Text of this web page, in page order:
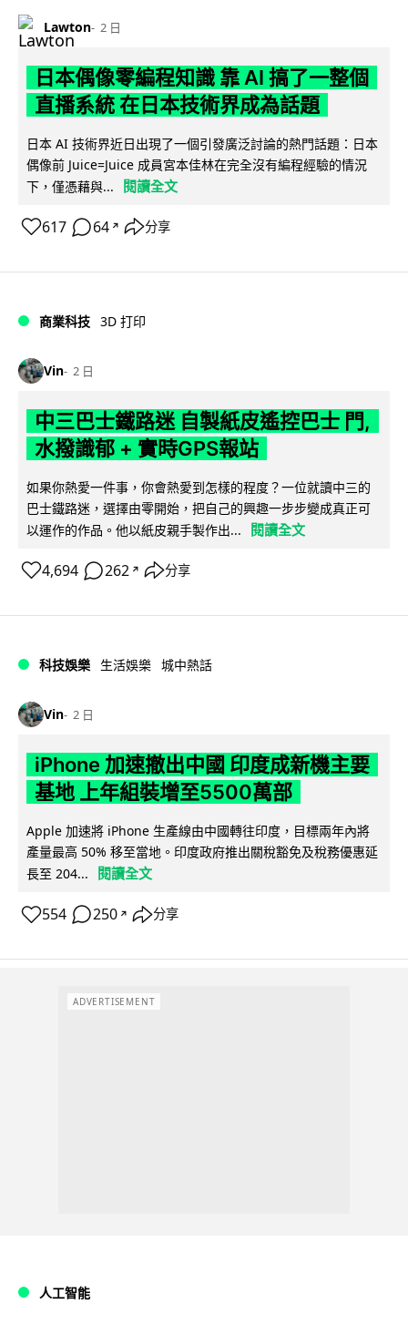
Lawton 2 日
日本偶像零編程知識 靠 AI 搞了一整個
直播系統 在日本技術界成為話題
日本 AI 技術界近日出現了一個引發廣泛討論的熱門話題：日本
偶像前 Juice=Juice 成員宮本佳林在完全沒有編程經驗的情況
下，僅憑藉與...
閱讀全文
617 64 ↗ 分享
商業科技 3D 打印
Vin 2 日
中三巴士鐵路迷 自製紙皮遙控巴士 門,
水撥識郁 + 實時GPS報站
如果你熱愛一件事，你會熱愛到怎樣的程度？一位就讀中三的
巴士鐵路迷，選擇由零開始，把自己的興趣一步步變成真正可
以運作的作品。他以紙皮親手製作出...
閱讀全文
4,694 262 ↗ 分享
科技娛樂 生活娛樂 城中熱話
Vin 2 日
iPhone 加速撤出中國 印度成新機主要
基地 上年組裝增至5500萬部
Apple 加速將 iPhone 生產線由中國轉往印度，目標兩年內將
產量最高 50% 移至當地。印度政府推出關稅豁免及稅務優惠延
長至 204...
閱讀全文
554 250 ↗ 分享
ADVERTISEMENT
人工智能